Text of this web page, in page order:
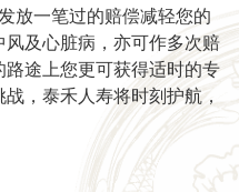
放一笔过的赔偿减轻您的
及心脏病，亦可作多次赔
途上您更可获得适时的专
，泰禾人寿将时刻护航，